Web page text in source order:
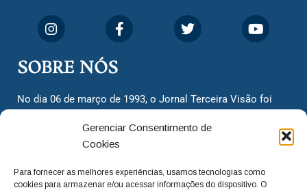
Gerenciar Consentimento de
Cookies
Para fornecer as melhores experiências, usamos tecnologias como
cookies para armazenar e/ou acessar informações do dispositivo. O
SOBRE NÓS
No dia 06 de março de 1993, o Jornal Terceira Visão foi
cidadãos valinhenses, já que naquela época só existiam
dois jornais. Há mais de 30 anos, o jornal continua
com o foco de trazer as melhores notícias. Nunca